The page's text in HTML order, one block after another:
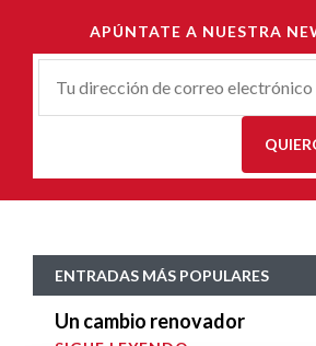
APÚNTATE A NUESTRA
Correu-
ENTRADAS MÁS POPULARES
Un cambio renovador